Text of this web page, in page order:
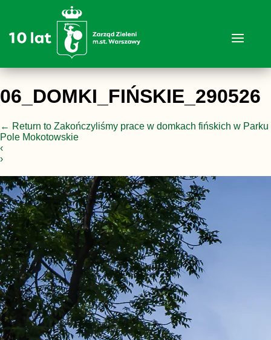
06_DOMKI_FIŃSKIE_290526
← Return to Zakończyliśmy prace w domkach fińskich w Parku
Pole Mokotowskie
‹
›